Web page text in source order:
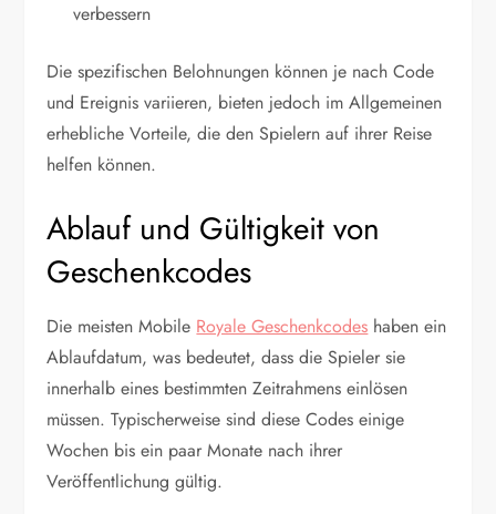
verbessern
Die spezifischen Belohnungen können je nach Code
und Ereignis variieren, bieten jedoch im Allgemeinen
erhebliche Vorteile, die den Spielern auf ihrer Reise
helfen können.
Ablauf und Gültigkeit von
Geschenkcodes
Die meisten Mobile Royale Geschenkcodes haben ein
Ablaufdatum, was bedeutet, dass die Spieler sie
innerhalb eines bestimmten Zeitrahmens einlösen
müssen. Typischerweise sind diese Codes einige
Wochen bis ein paar Monate nach ihrer
Veröffentlichung gültig.